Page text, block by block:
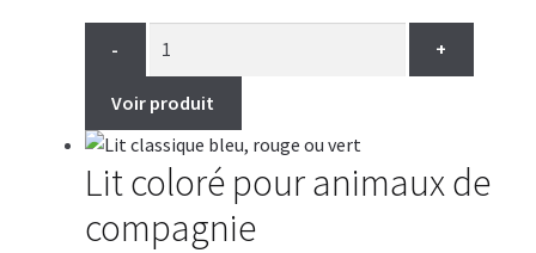
VENTES
- +
Voir produit
Lit coloré pour animaux de
compagnie